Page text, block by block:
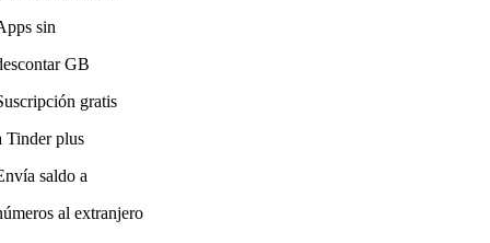
sin
GB
gratis
Tinder plus
saldo a
al extranjero